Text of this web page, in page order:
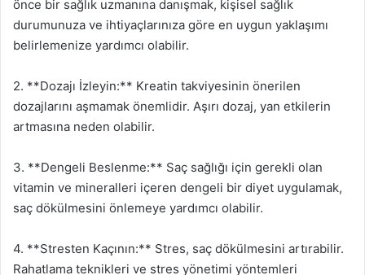
önce bir sağlık uzmanına danışmak, kişisel sağlık
durumunuza ve ihtiyaçlarınıza göre en uygun yaklaşımı
belirlemenize yardımcı olabilir.
2. **Dozajı İzleyin:** Kreatin takviyesinin önerilen
dozajlarını aşmamak önemlidir. Aşırı dozaj, yan etkilerin
artmasına neden olabilir.
3. **Dengeli Beslenme:** Saç sağlığı için gerekli olan
vitamin ve mineralleri içeren dengeli bir diyet uygulamak,
saç dökülmesini önlemeye yardımcı olabilir.
4. **Stresten Kaçının:** Stres, saç dökülmesini artırabilir.
Rahatlama teknikleri ve stres yönetimi yöntemleri